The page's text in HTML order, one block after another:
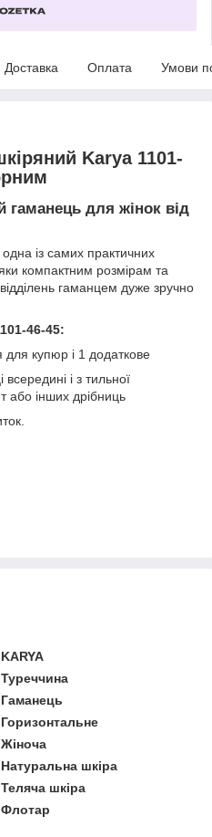
Доставка Оплата Умови
Karya 1101-
гаманець для жінок від
із самих практичних
компактним розмірам та
відділень гаманцем дуже зручно
46-45:
для купюр і 1 додаткове
всередині і з тильної
або інших дрібниць
KARYA
Туреччина
Гаманець
Горизонтальне
Жіноча
Натуральна шкіра
Теляча шкіра
Флотар